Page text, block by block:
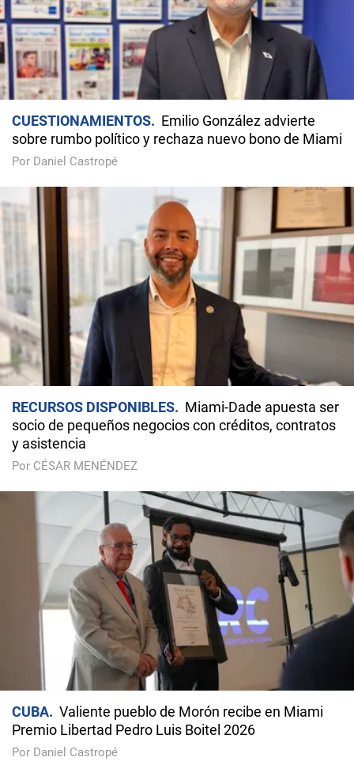
CUESTIONAMIENTOS
Emilio González advierte
sobre rumbo político y rechaza nuevo bono de Miami
Por Daniel Castropé
RECURSOS DISPONIBLES
Miami-Dade apuesta ser
socio de pequeños negocios con créditos, contratos
y asistencia
Por CÉSAR MENÉNDEZ
CUBA
Valiente pueblo de Morón recibe en Miami
Premio Libertad Pedro Luis Boitel 2026
Por Daniel Castropé